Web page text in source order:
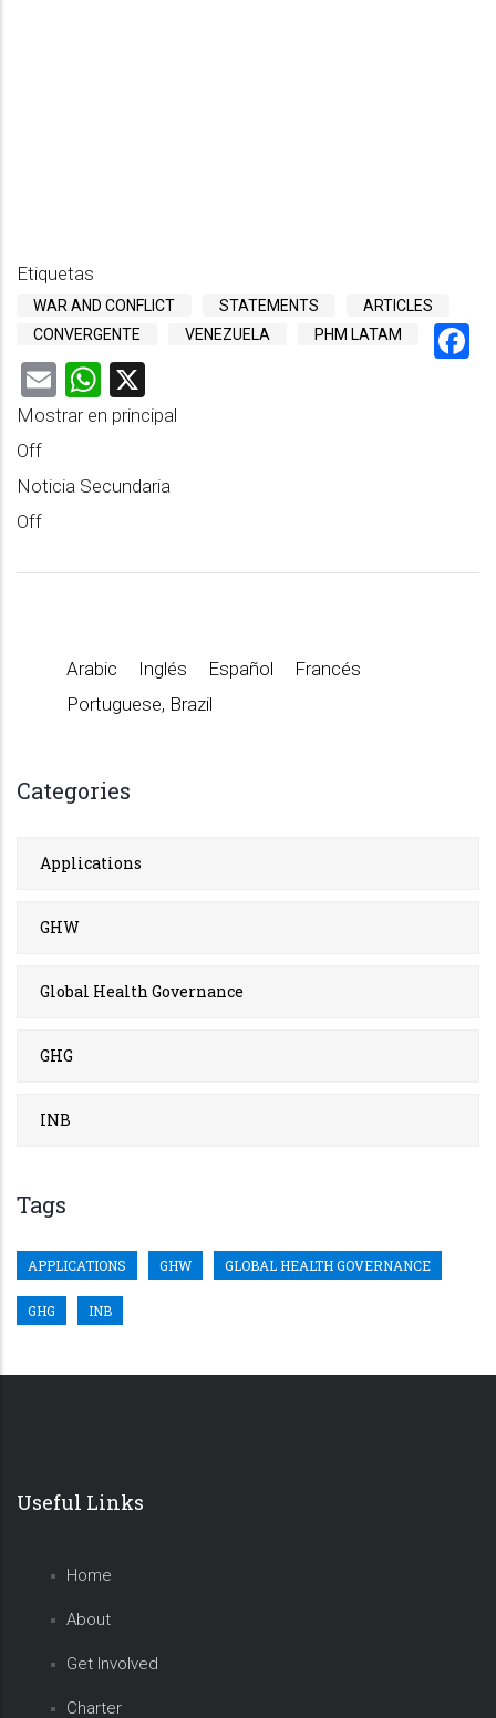
Etiquetas
WAR AND CONFLICT STATEMENTS
ARTICLES
CONVERGENTE
VENEZUELA PHM LATAM
EmailWhatsApp
Mostrar en principal
Off
Noticia Secundaria
Off
Arabic Inglés Español
Francés
Portuguese, Brazil
Categories
Applications
GHW
Global Health Governance
GHG
INB
Tags
APPLICATIONS GHW GLOBAL HEALTH GOVERNANCE
GHG INB
Useful Links
Home
About
Get Involved
Charter